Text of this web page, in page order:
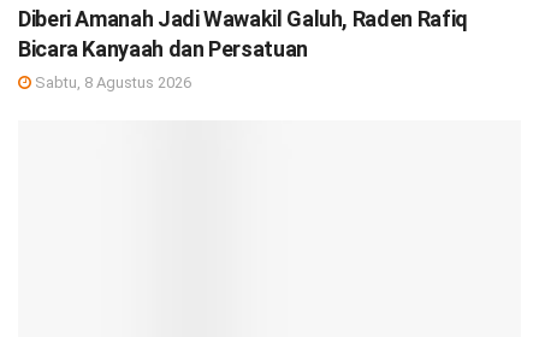
Diberi Amanah Jadi Wawakil Galuh, Raden Rafiq
Bicara Kanyaah dan Persatuan
Sabtu, 8 Agustus 2026